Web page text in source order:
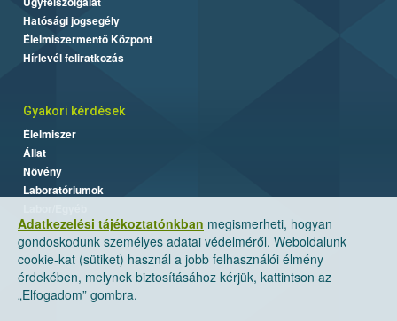
Adatkezelési tájékoztatónkban megismerheti, hogyan
gondoskodunk személyes adatai védelméről. Weboldalunk
cookie-kat (sütiket) használ a jobb felhasználói élmény
érdekében, melynek biztosításához kérjük, kattintson az
„Elfogadom” gombra.
Hatósági jogsegély
Élelmiszermentő Központ
Hírlevél feliratkozás
Gyakori kérdések
Élelmiszer
Állat
Növény
Laboratóriumok